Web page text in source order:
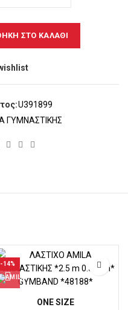
ΣΤΟ ΚΑΛΆΘΙ
U391899
ΓΥΜΝΑΣΤΙΚΗΣ
-14%
ΟΝΕ SΙΖΕ